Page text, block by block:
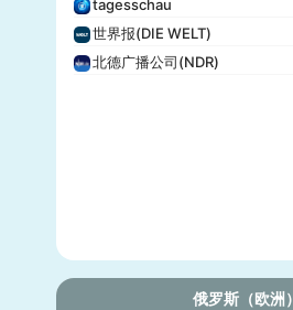
tagesschau
世界报(DIE WELT)
北德广播公司(NDR)
俄罗斯（欧洲）